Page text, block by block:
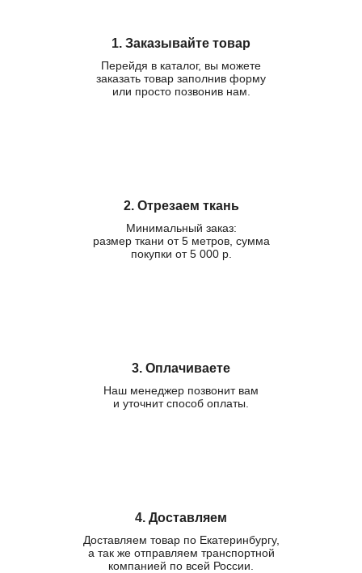
1. Заказывайте товар
Перейдя в каталог, вы можете
заказать товар заполнив форму
или просто позвонив нам.
2. Отрезаем ткань
Минимальный заказ:
размер ткани от 5 метров, сумма
покупки от 5 000 р.
3. Оплачиваете
Наш менеджер позвонит вам
и уточнит способ оплаты.
4. Доставляем
Доставляем товар по Екатеринбургу,
а так же отправляем транспортной
компанией по всей России.